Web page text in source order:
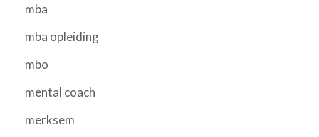
mba
mba opleiding
mbo
mental coach
merksem